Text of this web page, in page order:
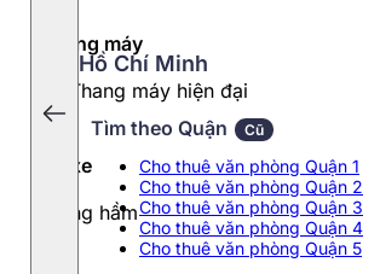
Hồ Chí Minh
Tìm theo Quận Cũ
Cho thuê văn phòng Quận 1
Cho thuê văn phòng Quận 2
Cho thuê văn phòng Quận 3
Cho thuê văn phòng Quận 4
Cho thuê văn phòng Quận 5
Thang máy
02 Thang máy hiện đại
Đỗ xe
1 tầng hầm